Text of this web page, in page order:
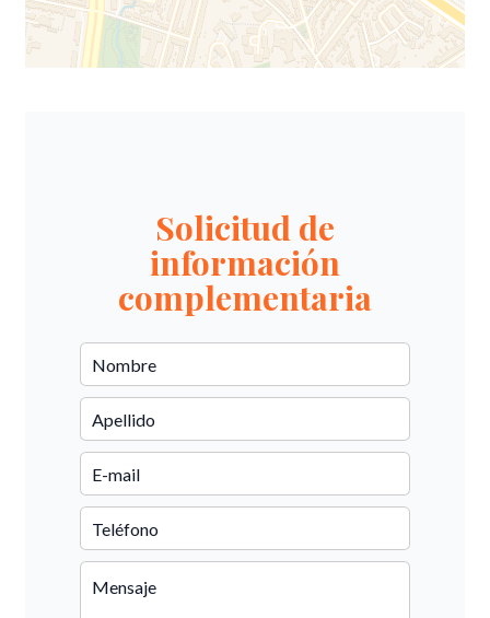
Solicitud de
información
complementaria